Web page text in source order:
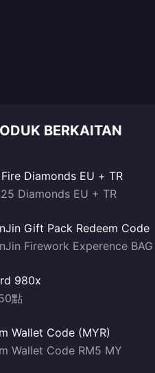
BERKAITAN
Diamonds EU + TR
Diamonds EU + TR
Gift Pack Redeem Code
Firework Experence BAG
980x
點
Wallet Code (MYR)
Wallet Code RM5 MY